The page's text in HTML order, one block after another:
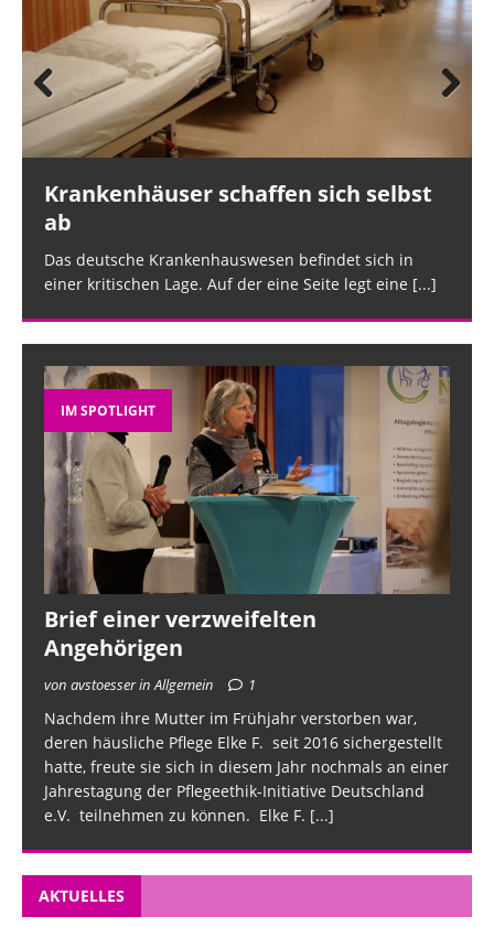
Krankenhäuser schaffen sich selbst
ab
Das deutsche Krankenhauswesen befindet sich in
einer kritischen Lage. Auf der eine Seite legt eine [...]
Prev
ious
IM SPOTLIGHT
Brief einer verzweifelten
Angehörigen
von avstoesser in Allgemein 1
Nachdem ihre Mutter im Frühjahr verstorben war,
deren häusliche Pflege Elke F. seit 2016 sichergestellt
hatte, freute sie sich in diesem Jahr nochmals an einer
Jahrestagung der Pflegeethik-Initiative Deutschland
e.V. teilnehmen zu können. Elke F. [...]
AKTUELLES